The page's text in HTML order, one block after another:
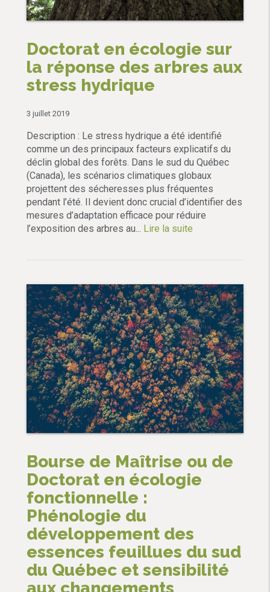
Doctorat en écologie sur
la réponse des arbres aux
stress hydrique
3 juillet 2019
Description : Le stress hydrique a été identifié
comme un des principaux facteurs explicatifs du
déclin global des forêts. Dans le sud du Québec
(Canada), les scénarios climatiques globaux
projettent des sécheresses plus fréquentes
pendant l’été. Il devient donc crucial d’identifier des
mesures d’adaptation efficace pour réduire
l’exposition des arbres au... Lire la suite
Bourse de Maîtrise ou de
Doctorat en écologie
fonctionnelle :
Phénologie du
développement des
essences feuillues du sud
du Québec et sensibilité